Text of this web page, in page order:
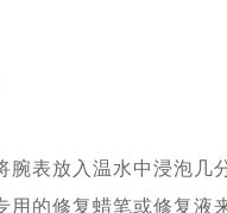
放入温水中浸泡几
的修复蜡笔或修复液